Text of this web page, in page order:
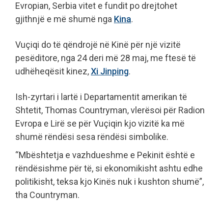
Evropian, Serbia vitet e fundit po drejtohet
gjithnjë e më shumë nga Kina.
Vuçiqi do të qëndrojë në Kinë për një vizitë
pesëditore, nga 24 deri më 28 maj, me ftesë të
udhëheqësit kinez,Xi Jinping.
Ish-zyrtari i lartë i Departamentit amerikan të
Shtetit, Thomas Countryman, vlerësoi për Radion
Evropa e Lirë se për Vuçiqin kjo vizitë ka më
shumë rëndësi sesa rëndësi simbolike.
“Mbështetja e vazhdueshme e Pekinit është e
rëndësishme për të, si ekonomikisht ashtu edhe
politikisht, teksa kjo Kinës nuk i kushton shumë”,
tha Countryman.